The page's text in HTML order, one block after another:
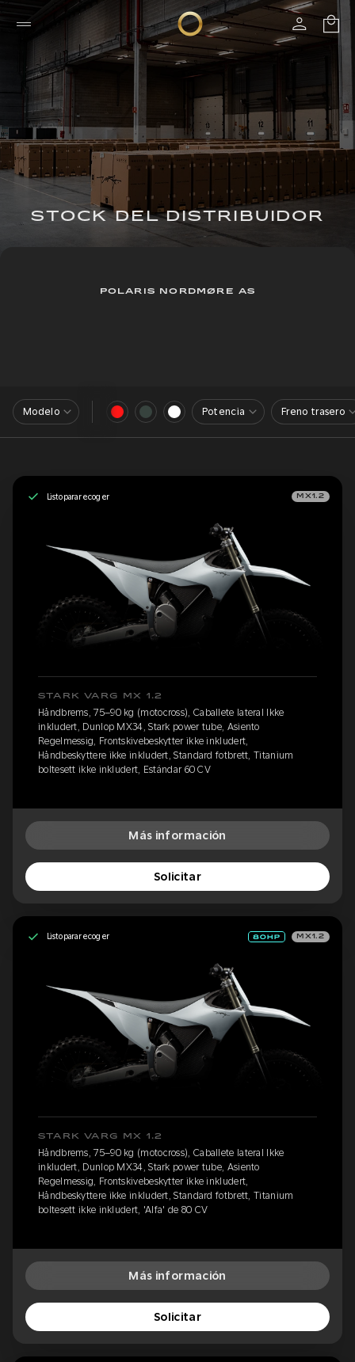
STOCK DEL DISTRIBUIDOR
POLARIS NORDMØRE AS
Modelo Potencia Freno trasero
Listo para recoger MX1.2
STARK VARG MX 1.2
Håndbrems, 75–90 kg (motocross), Caballete lateral Ikke
inkludert, Dunlop MX34, Stark power tube, Asiento
Regelmessig, Frontskivebeskytter ikke inkludert,
Håndbeskyttere ikke inkludert, Standard fotbrett, Titanium
boltesett ikke inkludert, Estándar 60 CV
Más información
Solicitar
Listo para recoger MX1.2
STARK VARG MX 1.2
Håndbrems, 75–90 kg (motocross), Caballete lateral Ikke
inkludert, Dunlop MX34, Stark power tube, Asiento
Regelmessig, Frontskivebeskytter ikke inkludert,
Håndbeskyttere ikke inkludert, Standard fotbrett, Titanium
boltesett ikke inkludert, 'Alfa' de 80 CV
Más información
Solicitar